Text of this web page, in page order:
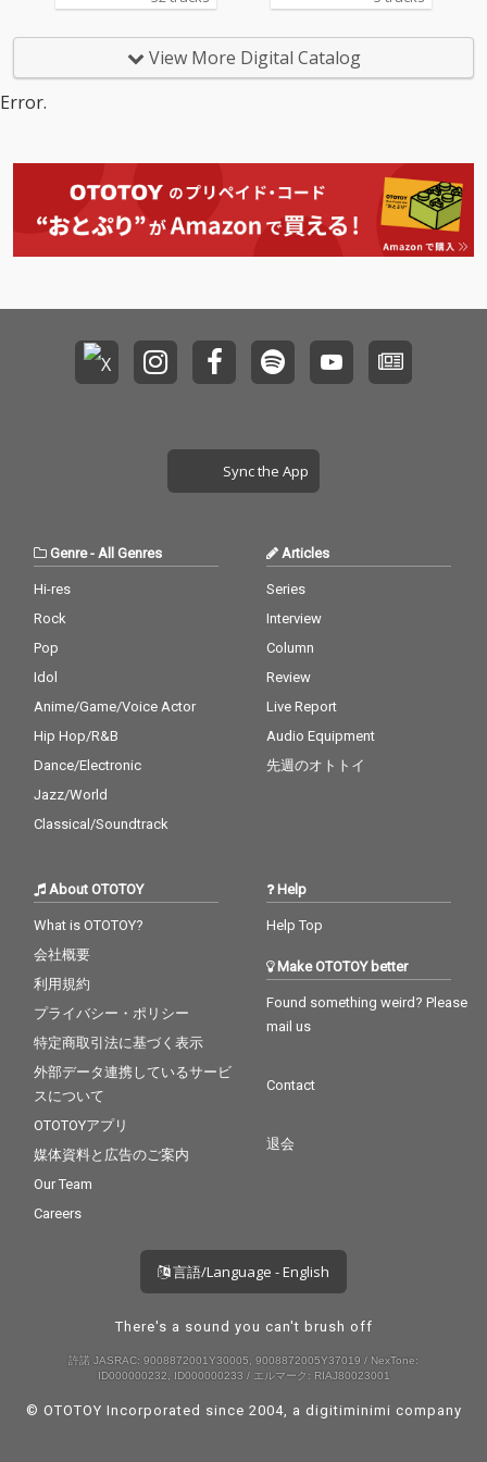
View More Digital Catalog
Error.
Sync the App
Genre-All Genres
Hi-res
Rock
Pop
Idol
Anime/Game/Voice Actor
Hip Hop/R&B
Dance/Electronic
Jazz/World
Classical/Soundtrack
Articles
Series
Interview
Column
Review
Live Report
Audio Equipment
先週のオトトイ
About OTOTOY
What is OTOTOY?
会社概要
利用規約
プライバシー・ポリシー
特定商取引法に基づく表示
外部データ連携しているサービ
スについて
OTOTOYアプリ
媒体資料と広告のご案内
Our Team
Careers
Help
Help Top
Make OTOTOY better
Found something weird? Please
mail us
Contact
退会
言語/Language - English
There's a sound you can't brush off
許諾 JASRAC: 9008872001Y30005, 9008872005Y37019 / NexTone:
ID000000232, ID000000233 / エルマーク: RIAJ80023001
© OTOTOY Incorporated since 2004, a digitiminimi company